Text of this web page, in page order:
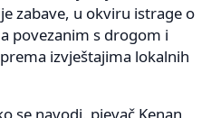
zabave, u okviru istrage o
povezanim s drogom i
izvještajima lokalnih
se navodi, pjevač Kenan